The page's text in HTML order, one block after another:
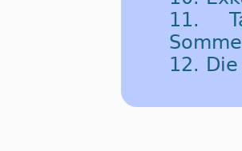
11.
12.